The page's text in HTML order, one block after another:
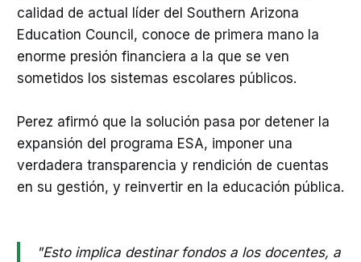
calidad de actual líder del Southern Arizona
Education Council, conoce de primera mano la
enorme presión financiera a la que se ven
sometidos los sistemas escolares públicos.
Perez afirmó que la solución pasa por detener la
expansión del programa ESA, imponer una
verdadera transparencia y rendición de cuentas
en su gestión, y reinvertir en la educación pública.
"Esto implica destinar fondos a los docentes, a